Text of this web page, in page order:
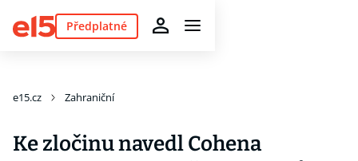
Předplatné
e15.cz Zahraniční
Ke zločinu navedl Cohena